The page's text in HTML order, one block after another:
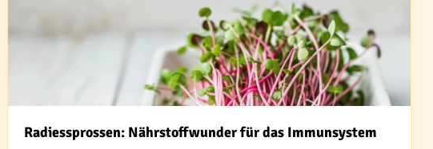
Radiessprossen: Nährstoffwunder für das Immunsystem